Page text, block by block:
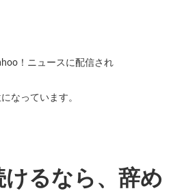
！ニュースに配信され
なっています。
けるなら、辞め